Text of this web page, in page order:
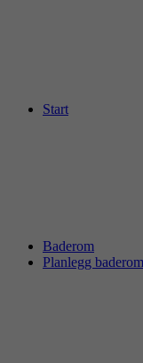
Start
Baderom
Planlegg baderom